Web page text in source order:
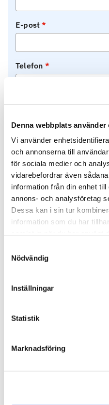
Denna webbplats använder
Vi använder
och annonserna till
för sociala medier och
vidarebefordrar även
information från din enhet
annons- och analysföretag
Dessa kan i sin tur
information som du har
Nödvändig
Inställningar
Statistik
Marknadsföring
E-post
Telefon
Är du kund hos
Ja
Nej
Jag samtycker till att
angående min
Jag samtycker till att
från Feelgood (du
avregistrera dig)
du till vår
CAPTCHA
Den här frågan är till
mänsklig besökare